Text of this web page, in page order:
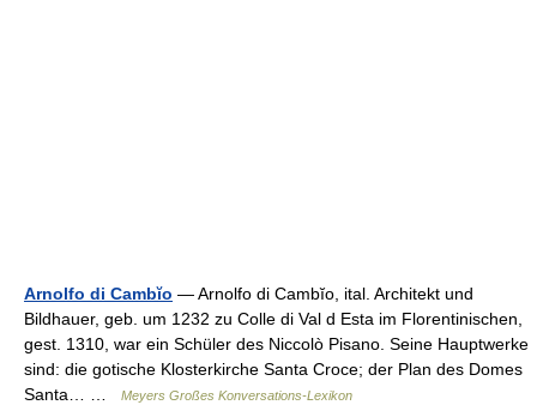
Arnolfo di Cambĭo — Arnolfo di Cambĭo, ital. Architekt und
Bildhauer, geb. um 1232 zu Colle di Val d Esta im Florentinischen,
gest. 1310, war ein Schüler des Niccolò Pisano. Seine Hauptwerke
sind: die gotische Klosterkirche Santa Croce; der Plan des Domes
Santa… …
Meyers Großes Konversations-Lexikon